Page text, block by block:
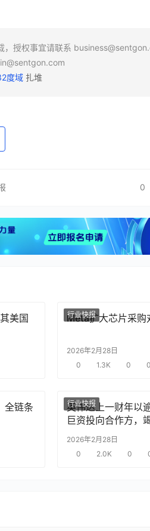
，授权事宜请联系
度域扎堆
0
美国
行业快报
Meta扩大芯片采购
2026年2月28日
0
1.3K 0 0
全链条
行业快报
英伟达上一财年以
巨资投向合作方，
片需求
2026年2月28日
0
2.0K 0